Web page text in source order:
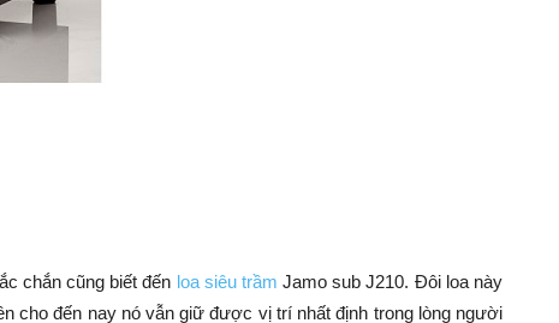
chắn cũng biết đến loa siêu trầm Jamo sub J210. Đôi loa này
cho đến nay nó vẫn giữ được vị trí nhất định trong lòng người